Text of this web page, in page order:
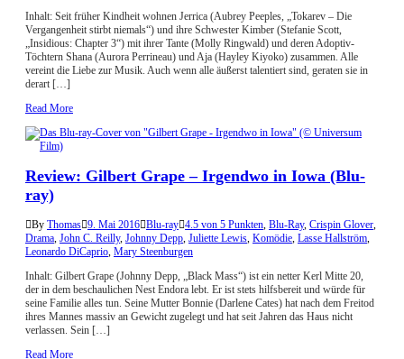
Inhalt: Seit früher Kindheit wohnen Jerrica (Aubrey Peeples, „Tokarev – Die
Vergangenheit stirbt niemals“) und ihre Schwester Kimber (Stefanie Scott,
„Insidious: Chapter 3“) mit ihrer Tante (Molly Ringwald) und deren Adoptiv-
Töchtern Shana (Aurora Perrineau) und Aja (Hayley Kiyoko) zusammen. Alle
vereint die Liebe zur Musik. Auch wenn alle äußerst talentiert sind, geraten sie in
derart […]
Read More
Review: Gilbert Grape – Irgendwo in Iowa (Blu-
ray)
By Thomas 9. Mai 2016 Blu-ray 4.5 von 5 Punkten Blu-Ray, Crispin Glover
Drama John C. Reilly, Johnny Depp Juliette Lewis Komödie Lasse Hallström
Leonardo DiCaprio Mary Steenburgen
Inhalt: Gilbert Grape (Johnny Depp, „Black Mass“) ist ein netter Kerl Mitte 20,
der in dem beschaulichen Nest Endora lebt. Er ist stets hilfsbereit und würde für
seine Familie alles tun. Seine Mutter Bonnie (Darlene Cates) hat nach dem Freitod
ihres Mannes massiv an Gewicht zugelegt und hat seit Jahren das Haus nicht
verlassen. Sein […]
Read More